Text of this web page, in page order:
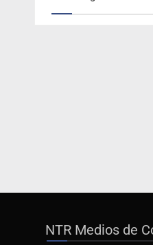
NTR Medios de